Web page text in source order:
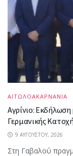
ΑΙΤΩΛΟΑΚΑΡΝΑΝΙΑ
Αγρίνιο:
Γερμανικής
9 ΑΥΓΟΎΣΤΟΥ, 2026
Στη Γαβαλού